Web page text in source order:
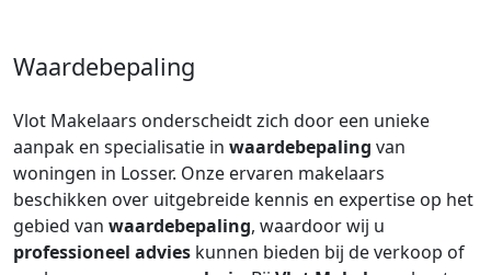
Waardebepaling
Vlot Makelaars onderscheidt zich door een unieke
aanpak en specialisatie in waardebepaling van
woningen in Losser. Onze ervaren makelaars
beschikken over uitgebreide kennis en expertise op het
gebied van waardebepaling, waardoor wij u
professioneel advies kunnen bieden bij de verkoop of